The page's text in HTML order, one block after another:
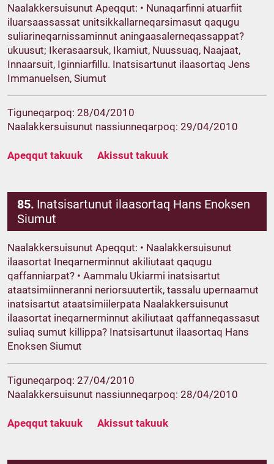
Naalakkersuisunut Apeqqut: • Nunaqarfinni atuarfiit
iluarsaassassat unitsikkallarneqarsimasut qaqugu
suliarineqarnissaminnut aningaasalerneqassappat?
ukuusut; Ikerasaarsuk, Ikamiut, Nuussuaq, Naajaat,
Innaarsuit, Iginniarfillu. Inatsisartunut ilaasortaq Jens
Immanuelsen, Siumut
Tiguneqarpoq: 28/04/2010
Naalakkersuisunut nassiunneqarpoq: 29/04/2010
Apeqqut takuuk Akissut takuuk
85. Inatsisartunut ilaasortaq Hans Enoksen
Siumut
Naalakkersuisunut Apeqqut: • Naalakkersuisunut
ilaasortat Ineqarnerminnut akiliutaat qaqugu
qaffanniarpat? • Aammalu Ukiarmi inatsisartut
ataatsimiinneranni neriorsuutertik, tassalu upernaamut
inatsisartut ataatsimiilerpata Naalakkersuisunut
ilaasortat ineqarnerminnut akiliutaat qaffanneqassasut
suliaq sumut killippa? Inatsisartunut ilaasortaq Hans
Enoksen Siumut
Tiguneqarpoq: 27/04/2010
Naalakkersuisunut nassiunneqarpoq: 28/04/2010
Apeqqut takuuk Akissut takuuk